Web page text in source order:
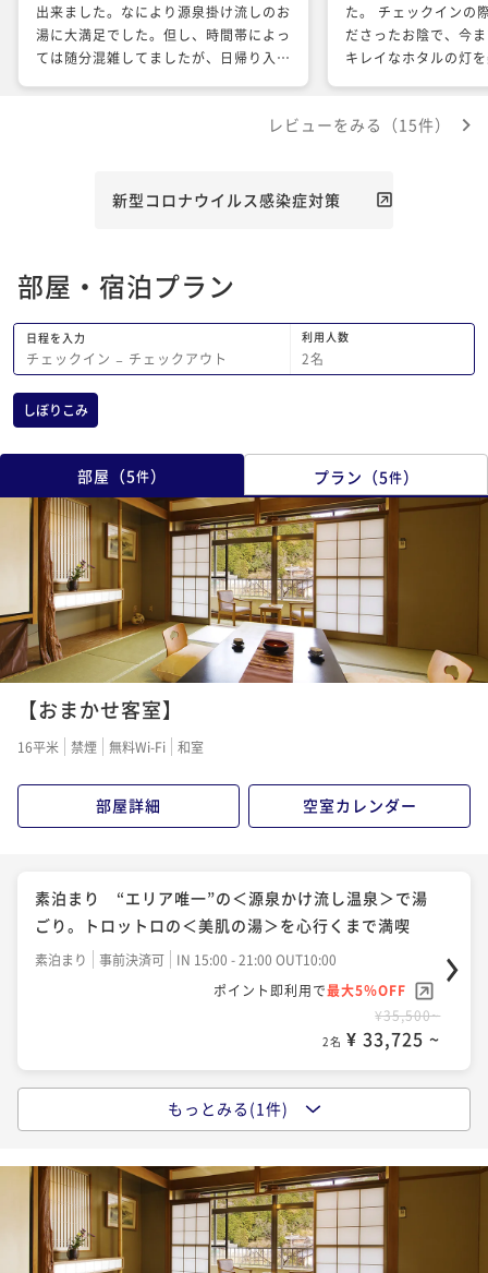
出来ました。なにより源泉掛け流しのお
湯に大満足でした。但し、時間帯によっ
ては随分混雑してましたが、日帰り入浴
事は改善の余地が有るように思いまし
た。 チェックインの
ださったお陰で、今
キレイなホタルの灯
心をとても感じまし
たです。 夕食はとて
っぱいでした。 有名な温泉はお部屋に
を参考に入りました
替わるので、夜も朝
です!! 就職して中々集まれない子供達
と一緒に過ごせ、美
き、ホタルの観賞に
れ幸せな時間でした
ました(_ _)
レビューをみる（15件）
新型コロナウイルス感染症対策
部屋・宿泊プラン
日程を入力
チェックイン − チェックアウト
利用人数
2名
しぼりこみ
部屋 （5件） プラン （5件）
【おまかせ客室】
16平米 禁煙 無料Wi-Fi 和室
部屋詳細 空室カレンダー
素泊まり “エリア唯一”の＜源泉かけ流し温泉＞で湯
ごり。トロットロの＜美肌の湯＞を心行くまで満喫
素泊まり 事前決済可
IN 15:00 - 21:00 OUT10:00
ポイント即利用で最大5％OFF
¥35,500~
2名 ¥ 33,725 ~
1泊朝食付＜21時までインOK！＞当館自慢の“温泉
朝食付き 事前決済可
IN 15:00 - 21:00 OUT10:00
ポイント即利用で最大5％OFF
2名 ¥ 35,815 ~
もっとみる(1件)